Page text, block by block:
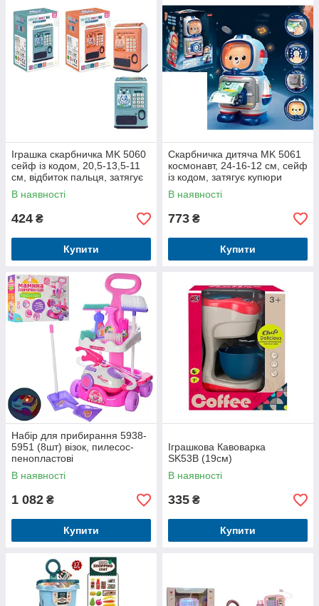
Іграшка скарбничка MK 5060
сейф із кодом, 20,5-13,5-11
см, відбиток пальця, затягує
купюри
В наявності
424 ₴
Купити
Скарбничка дитяча MK 5061
космонавт, 24-16-12 см, сейф
із кодом, затягує купюри
В наявності
773 ₴
Купити
Набір для прибирання 5938-
5951 (8шт) візок, пилесос-
пенопластові
кульки,звук,світло, 2 види, на
бат-
В наявності
1 082 ₴
Купити
Іграшкова Кавоварка
SK53B (19см)
В наявності
335 ₴
Купити